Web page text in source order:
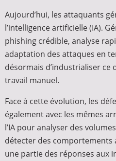
Aujourd’hui, les attaquants
l’intelligence artificielle (IA).
phishing crédible, analyse
adaptation des attaques en
désormais d’industrialiser ce
travail manuel.
Face à cette évolution, les
également avec les mêmes
l’IA pour analyser des
détecter des
une partie des réponses aux